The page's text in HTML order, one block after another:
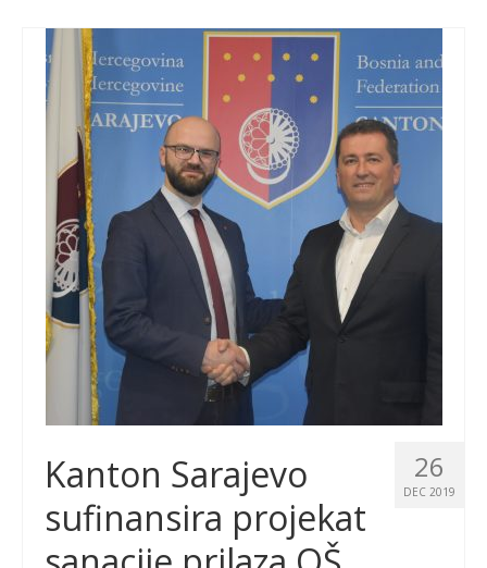
26
DEC 2019
Kanton Sarajevo
sufinansira projekat